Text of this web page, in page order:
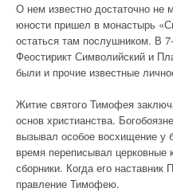
О нем известно достаточно
юности пришел в монастырь
остаться там послушником. В
Феостирикт Символийский и
были и прочие известные
Житие святого Тимофея
основ христианства.
вызывал особое восхищение у
время переписывал церковные
сборники. Когда его
правление Тимофею.